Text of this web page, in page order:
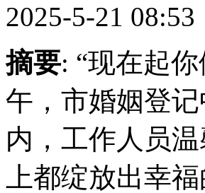
2025-5-21 08:53
摘要: “现在起
午，市婚姻登
内，工作人员
上都绽放出幸